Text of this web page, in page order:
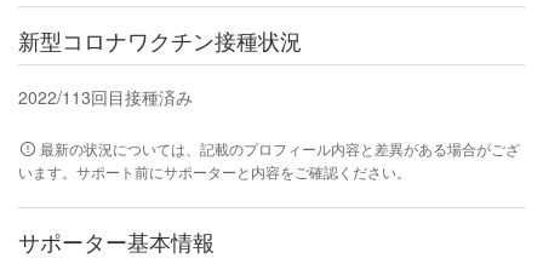
新型コロナワクチン接種状況
2022/113回目接種済み
最新の状況については、記載のプロフィール内容と差異がある場合がござ
います。サポート前にサポーターと内容をご確認ください。
サポーター基本情報